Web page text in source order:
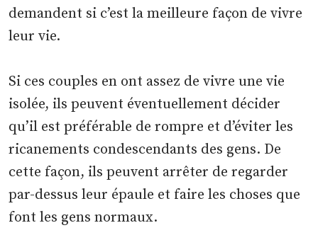
demandent si c’est la meilleure façon de vivre
leur vie.
Si ces couples en ont assez de vivre une vie
isolée, ils peuvent éventuellement décider
qu’il est préférable de rompre et d’éviter les
ricanements condescendants des gens. De
cette façon, ils peuvent arrêter de regarder
par-dessus leur épaule et faire les choses que
font les gens normaux.